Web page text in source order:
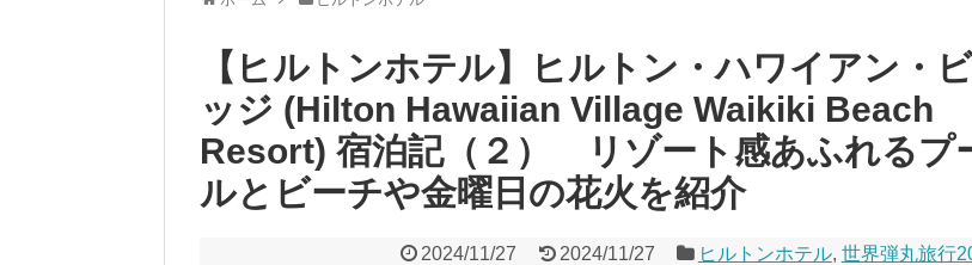
【ヒルトンホテル】ヒルトン・ハワイアン・
ッジ (Hilton Hawaiian Village Waikiki Beach
Resort) 宿泊記（２） リゾート感あふれるプ
ルとビーチや金曜日の花火を紹介
2024/11/27 2024/11/27 ヒルトンホテル, 世界弾丸旅行